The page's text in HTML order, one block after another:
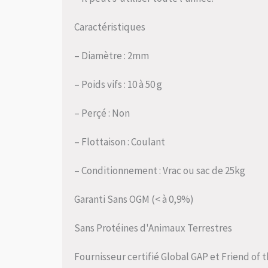
Caractéristiques
– Diamètre : 2mm
– Poids vifs : 10 à 50 g
– Perçé : Non
– Flottaison : Coulant
– Conditionnement : Vrac ou sac de 25kg
Garanti Sans OGM (< à 0,9%)
Sans Protéines d'Animaux Terrestres
Fournisseur certifié Global GAP et Friend of